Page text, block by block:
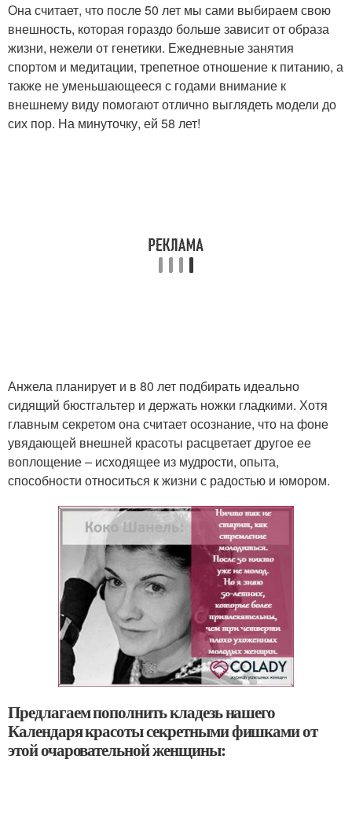
Она считает, что после 50 лет мы сами выбираем свою
внешность, которая гораздо больше зависит от образа
жизни, нежели от генетики. Ежедневные занятия
спортом и медитации, трепетное отношение к питанию, а
также не уменьшающееся с годами внимание к
внешнему виду помогают отлично выглядеть модели до
сих пор. На минуточку, ей 58 лет!
Анжела планирует и в 80 лет подбирать идеально
сидящий бюстгальтер и держать ножки гладкими. Хотя
главным секретом она считает осознание, что на фоне
увядающей внешней красоты расцветает другое ее
воплощение – исходящее из мудрости, опыта,
способности относиться к жизни с радостью и юмором.
Предлагаем пополнить кладезь нашего
Календаря красоты секретными фишками от
этой очаровательной женщины: